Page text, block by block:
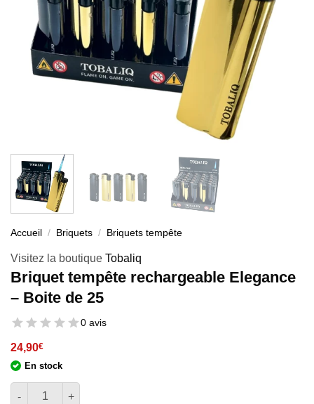
Accueil / Briquets / Briquets tempête
Visitez la boutique Tobaliq
Briquet tempête rechargeable Elegance
– Boite de 25
0 avis
24,90€
En stock
quantité de Briquet tempête rechargeable Elegance - Boite de